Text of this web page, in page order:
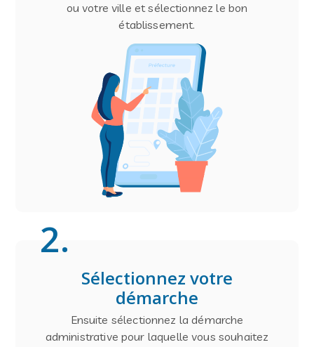
ou votre ville et sélectionnez le bon
établissement.
2.
Sélectionnez votre
démarche
Ensuite sélectionnez la démarche
administrative pour laquelle vous souhaitez